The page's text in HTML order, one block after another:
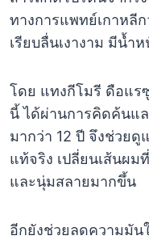
ทางการแพทย์เกาหลี
เรียบลื่นเงางาม มีน้ำ
โดย แทงกีโมรี ดือแร
นี้ ได้ผ่านการคิดค้น
มากว่า 12 ปี จึงช่วย
แท้จริง เปลี่ยนเส้นผม
และนุ่มสลายมากขึ้น
อีกยังช่วยลดความมัน